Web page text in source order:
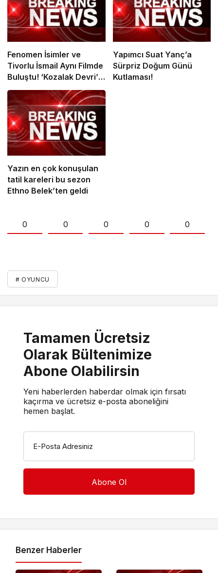
Fenomen İsimler ve
Tivorlu İsmail Aynı Filmde
Buluştu! ‘Kozalak Devri’ 7
Ağustos’ta Vizyonda
Yapımcı Suat Yanç’a
Sürpriz Doğum Günü
Kutlaması!
Yazın en çok konuşulan
tatil kareleri bu sezon
Ethno Belek’ten geldi
0 0 0 0 0
# OYUNCU
Tamamen Ücretsiz
Olarak Bültenimize
Abone Olabilirsin
Yeni haberlerden haberdar olmak için fırsatı
kaçırma ve ücretsiz e-posta aboneliğini
hemen başlat.
E-Posta Adresiniz
Benzer Haberler